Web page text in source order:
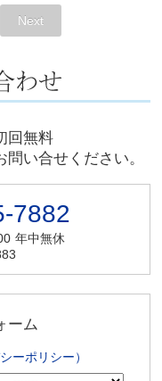
Next
回無料
い合せください。
7882
年中無休
ーム
ーポリシー）